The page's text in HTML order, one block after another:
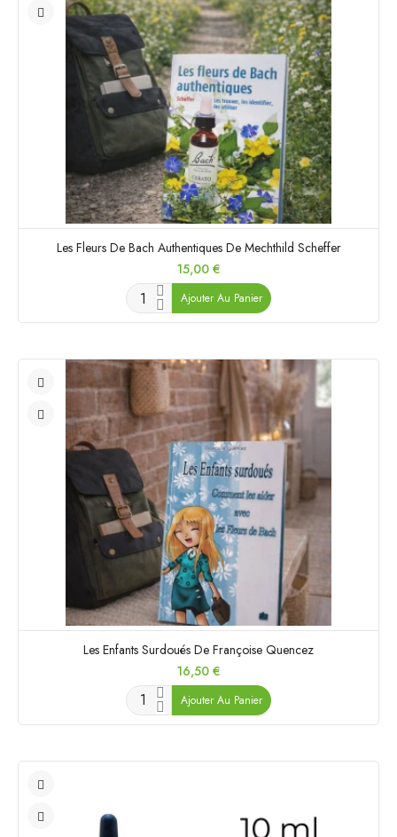
Les Fleurs De Bach Authentiques De Mechthild Scheffer
Prix
15,00 €
Ajouter Au Panier
Les Enfants Surdoués De Françoise Quencez
Prix
16,50 €
Ajouter Au Panier